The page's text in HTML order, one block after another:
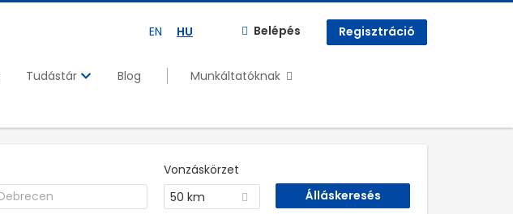
EN HU Belépés Regisztráció
Tudástár Blog
Munkáltatóknak
Vonzáskörzet
50 km